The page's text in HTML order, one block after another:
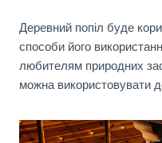
Деревний попіл буде
способи його
любителям природних
можна використовувати